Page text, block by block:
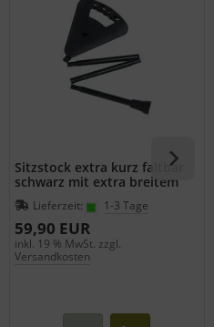
Sitzstock extra kurz faltbar
schwarz mit extra breitem
Gummipuffer
Lieferzeit: 1-3 Tage
59,90 EUR
inkl. 19 % MwSt. zzgl.
Versandkosten